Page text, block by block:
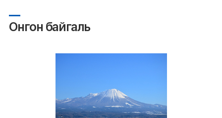
Онгон байгаль